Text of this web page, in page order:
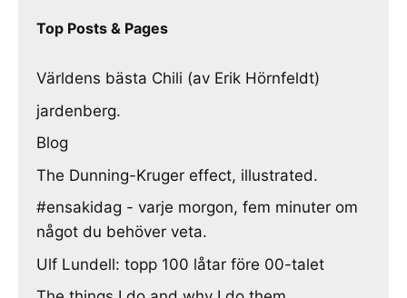
Top Posts & Pages
Världens bästa Chili (av Erik Hörnfeldt)
jardenberg.
Blog
The Dunning-Kruger effect, illustrated.
#ensakidag - varje morgon, fem minuter om
något du behöver veta.
Ulf Lundell: topp 100 låtar före 00-talet